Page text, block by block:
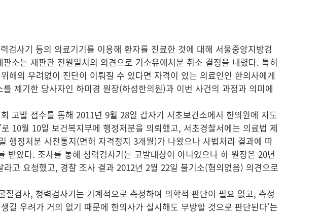
사기 등의 의료기기를 이용해 환자를 진료한 것에 대해 서울중앙지방검
소는 재판관 전원일치의 의견으로 기소유예처분 취소 결정을 내렸다. 특히
해의 우려없이 진단이 이뤄질 수 있다면 자격이 있는 의료인인 한의사에게
제기한 당사자인 하미경 원장(하성한의원)과 이번 사건의 과정과 의미에
고발 접수를 통해 2011년 9월 28일 갑자기 서초보건소에서 한의원에 지도
10월 10일 보건복지부에 행정처분을 의뢰했고, 서초경찰서에는 의료법 제
정처분 사전통지(면허 자격정지 3개월)가 나왔으나 사법처리 결과에 따
았다. 조사를 통해 청력검사기는 고발대상이 아니었으나 하 원장은 20년
고 요청했고, 경찰 조사 결과 2012년 2월 22일 불기소(혐의없음) 의견으로
검사, 청력검사기는 기계적으로 측정하여 의학적 판단이 필요 없고, 측정
우려가 거의 없기 때문에 한의사가 실시해도 무방할 것으로 판단된다’는